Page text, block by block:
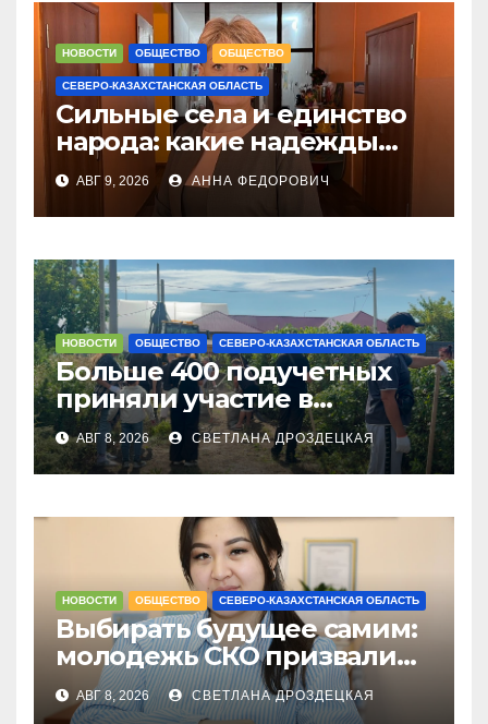
НОВОСТИ ОБЩЕСТВО ОБЩЕСТВО
СЕВЕРО-КАЗАХСТАНСКАЯ ОБЛАСТЬ
Сильные села и единство
народа: какие надежды
связывают с новым
Курултаем жители СКО
АВГ 9, 2026 АННА ФЕДОРОВИЧ
НОВОСТИ ОБЩЕСТВО СЕВЕРО-КАЗАХСТАНСКАЯ ОБЛАСТЬ
Больше 400 подучетных
приняли участие в
экоакции в СКО
АВГ 8, 2026 СВЕТЛАНА ДРОЗДЕЦКАЯ
НОВОСТИ ОБЩЕСТВО СЕВЕРО-КАЗАХСТАНСКАЯ ОБЛАСТЬ
Выбирать будущее самим:
молодежь СКО призвали
не оставаться в стороне 23
августа
АВГ 8, 2026 СВЕТЛАНА ДРОЗДЕЦКАЯ